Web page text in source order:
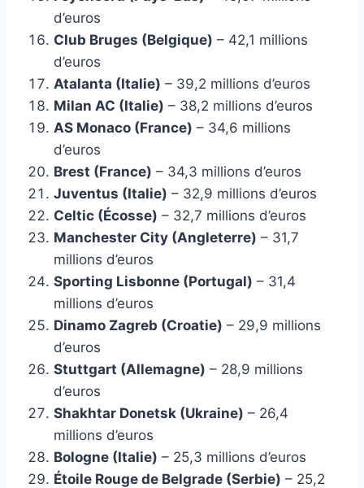
d’euros
Club Bruges (Belgique) – 42,1 millions
d’euros
Atalanta (Italie) – 39,2 millions d’euros
Milan AC (Italie) – 38,2 millions d’euros
AS Monaco (France) – 34,6 millions
d’euros
Brest (France) – 34,3 millions d’euros
Juventus (Italie) – 32,9 millions d’euros
Celtic (Écosse) – 32,7 millions d’euros
Manchester City (Angleterre) – 31,7
millions d’euros
Sporting Lisbonne (Portugal) – 31,4
millions d’euros
Dinamo Zagreb (Croatie) – 29,9 millions
d’euros
Stuttgart (Allemagne) – 28,9 millions
d’euros
Shakhtar Donetsk (Ukraine) – 26,4
millions d’euros
Bologne (Italie) – 25,3 millions d’euros
Étoile Rouge de Belgrade (Serbie) – 25,2